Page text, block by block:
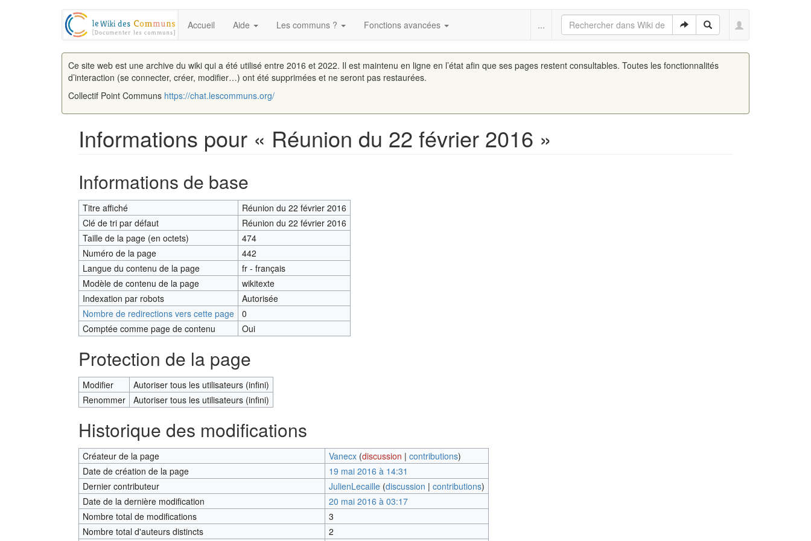
Accueil Aide Les communs ? Fonctions avancées ...
Ce site web est une archive du wiki qui a été utilisé entre 2016 et 2022. Il est maintenu en ligne en l’état afin que ses pages restent consultables. Toutes les fonctionnalités
d’interaction (se connecter, créer, modifier…) ont été supprimées et ne seront pas restaurées.
Collectif Point Communs https://chat.lescommuns.org/
Informations pour « Réunion du 22 février 2016 »
Informations de base
Titre affiché
Réunion du 22 février 2016
Clé de tri par défaut
Réunion du 22 février 2016
Taille de la page (en octets)
474
Numéro de la page
442
Langue du contenu de la page
fr - français
Modèle de contenu de la page
wikitexte
Indexation par robots
Autorisée
Nombre de redirections vers cette page
0
Comptée comme page de contenu
Oui
Protection de la page
Modifier
Autoriser tous les utilisateurs (infini)
Renommer
Autoriser tous les utilisateurs (infini)
Historique des modifications
Créateur de la page Vanecx (discussion | contributions)
Date de création de la page
19 mai 2016 à 14:31
Dernier contributeur
JulienLecaille (discussion | contributions)
Date de la dernière modification
20 mai 2016 à 03:17
Nombre total de modifications
3
Nombre total d'auteurs distincts
2